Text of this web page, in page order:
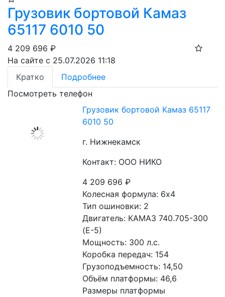
Грузовик бортовой Камаз
65117 6010 50
4 209 696 ₽
На сайте с 25.07.2026 11:18
Кратко
Подробнее
Посмотреть телефон
Грузовик бортовой Камаз 65117
6010 50
г. Нижнекамск
Контакт: ООО НИКО
4 209 696₽
Колесная формула: 6х4
Тип ошиновки: 2
Двигатель: КАМАЗ 740.705-300
(Е-5)
Мощность: 300 л.с.
Коробка передач: 154
Грузоподъемность: 14,50
Объём платформы: 46,6
Размеры платформы